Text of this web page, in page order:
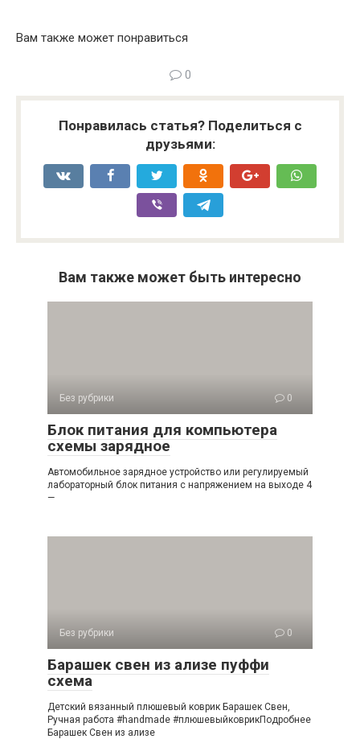
Вам также может понравиться
0
Понравилась статья? Поделиться с
друзьями:
Вам также может быть интересно
Без рубрики 0
Блок питания для компьютера
схемы зарядное
Автомобильное зарядное устройство или регулируемый
лабораторный блок питания с напряжением на выходе 4
—
Без рубрики 0
Барашек свен из ализе пуффи
схема
Детский вязанный плюшевый коврик Барашек Свен,
Ручная работа #handmade #плюшевыйковрикПодробнее
Барашек Свен из ализе